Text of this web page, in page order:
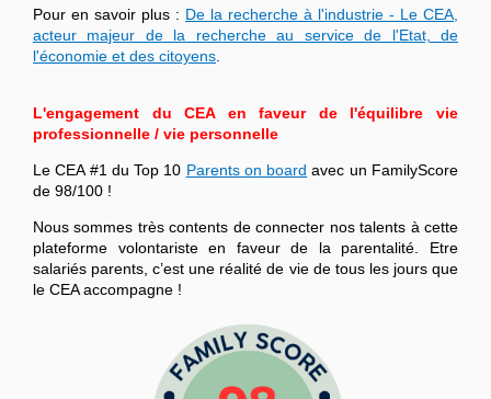
Pour en savoir plus : De la recherche à l'industrie - Le CEA,
acteur majeur de la recherche au service de l'Etat, de
l'économie et des citoyens
L'engagement du CEA en faveur de l'équilibre vie
professionnelle / vie personnelle
Le CEA #1 du Top 10 Parents on board avec un FamilyScore
de 98/100 !
Nous sommes très contents de connecter nos talents à cette
plateforme volontariste en faveur de la parentalité. Etre
salariés parents, c’est une réalité de vie de tous les jours que
le CEA accompagne !